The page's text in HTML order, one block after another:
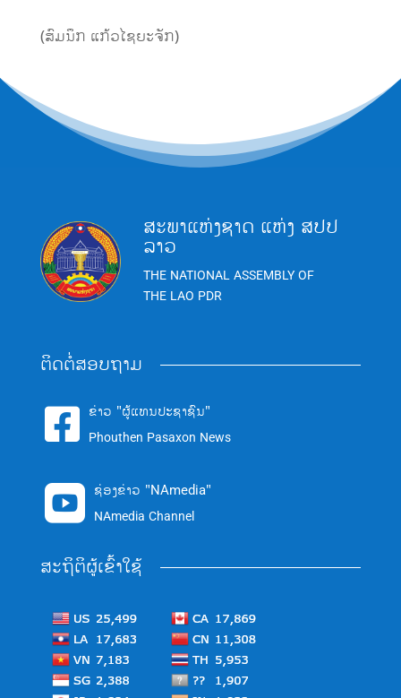
(ສົມນຶກ ແກ້ວໄຊຍະຈັກ)
ສະພາແຫ່ງຊາດ ແຫ່ງ ສປປ
ລາວ
THE NATIONAL ASSEMBLY OF
THE LAO PDR
ຕິດຕໍ່ສອບຖາມ
 ຂ່າວ "ຜູ້ແທນປະຊາຊົນ"
Phouthen Pasaxon News
 ຊ່ອງຂ່າວ "NAmedia"
NAmedia Channel
ສະຖິຕິຜູ້ເຂົ້າໃຊ້